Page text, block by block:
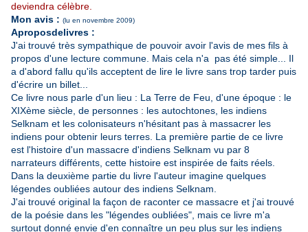
deviendra célèbre.
Mon avis : (lu en novembre 2009)
Aproposdelivres :
J'ai trouvé très sympathique de pouvoir avoir l'avis de mes fils à
propos d'une lecture commune. Mais cela n'a pas été simple... Il
a d'abord fallu qu'ils acceptent de lire le livre sans trop tarder puis
d'écrire un billet...
Ce livre nous parle d'un lieu : La Terre de Feu, d'une époque : le
XIXème siècle, de personnes : les autochtones, les indiens
Selknam et les colonisateurs n'hésitant pas à massacrer les
indiens pour obtenir leurs terres. La première partie de ce livre
est l'histoire d'un massacre d'indiens Selknam vu par 8
narrateurs différents, cette histoire est inspirée de faits réels.
Dans la deuxième partie du livre l'auteur imagine quelques
légendes oubliées autour des indiens Selknam.
J'ai trouvé original la façon de raconter ce massacre et j'ai trouvé
de la poésie dans les "légendes oubliées", mais ce livre m'a
surtout donné envie d'en connaître un peu plus sur les indiens